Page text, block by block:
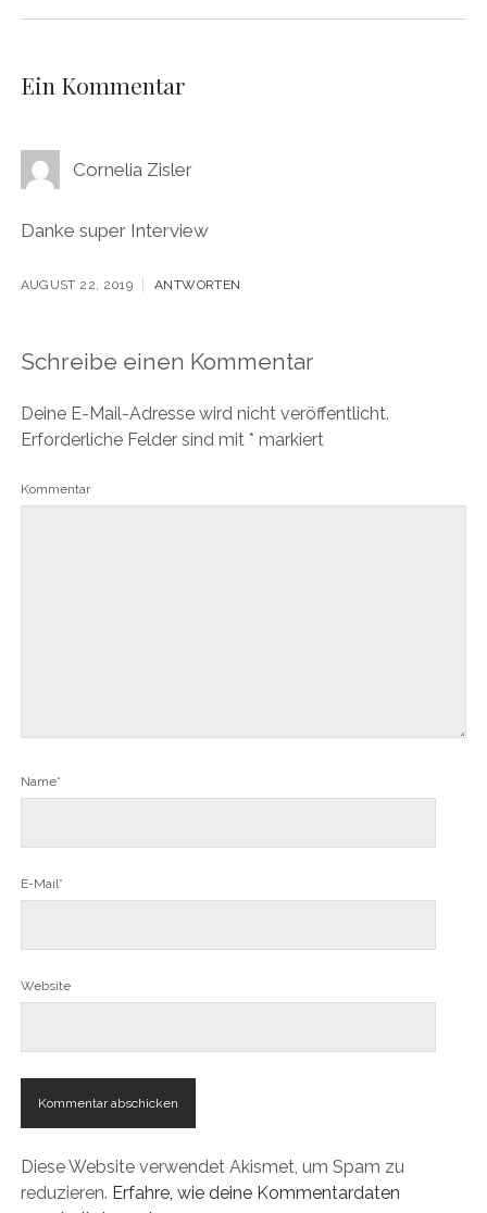
Ein Kommentar
Cornelia Zisler
Danke super Interview
AUGUST 22, 2019 ANTWORTEN
Schreibe einen Kommentar
Deine E-Mail-Adresse wird nicht veröffentlicht.
Erforderliche Felder sind mit * markiert
Kommentar
Name*
E-Mail*
Website
Diese Website verwendet Akismet, um Spam zu
reduzieren. Erfahre, wie deine Kommentardaten